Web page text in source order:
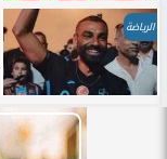
الرياضة